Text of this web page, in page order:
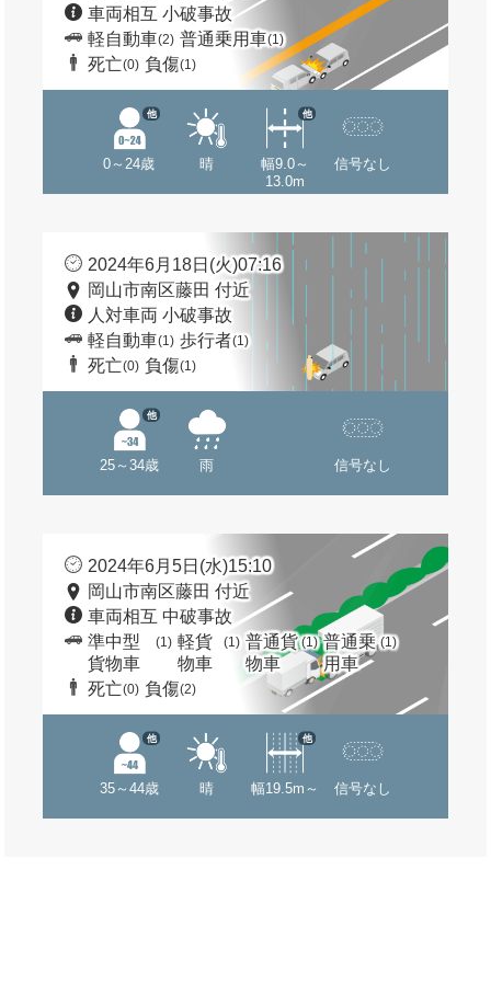
車両相互 小破事故
軽自動車(2) 普通乗用車(1)
死亡(0) 負傷(1)
0～24歳
他
晴
幅9.0～
13.0m
他
信号なし
2024年6月18日(火)07:16
岡山市南区藤田 付近
人対車両 小破事故
軽自動車(1) 歩行者(1)
死亡(0) 負傷(1)
25～34歳
他
雨 信号なし
2024年6月5日(水)15:10
岡山市南区藤田 付近
車両相互 中破事故
準中型
貨物車
(1) 軽貨
物車
(1) 普通貨
物車
(1) 普通乗
用車
(1)
死亡(0) 負傷(2)
35～44歳
他
晴 幅19.5m～
他
信号なし